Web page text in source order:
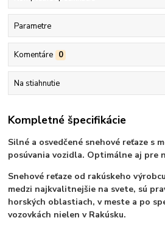
Parametre
Komentáre 0
Na stiahnutie
Kompletné špecifikácie
Silné a osvedčené snehové reťaze s
posúvania vozidla. Optimálne aj pre
Snehové reťaze od rakúskeho
medzi najkvalitnejšie na svete, sú
horských oblastiach, v meste a po
vozovkách nielen v Rakúsku.